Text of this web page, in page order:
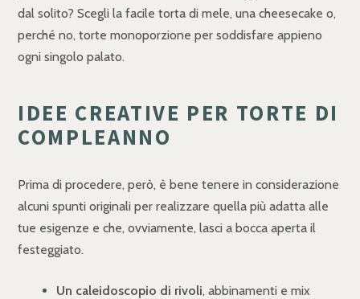
dal solito? Scegli la facile torta di mele, una cheesecake o,
perché no, torte monoporzione per soddisfare appieno
ogni singolo palato.
IDEE CREATIVE PER TORTE DI
COMPLEANNO
Prima di procedere, però, è bene tenere in considerazione
alcuni spunti originali per realizzare quella più adatta alle
tue esigenze e che, ovviamente, lasci a bocca aperta il
festeggiato.
Un caleidoscopio di rivoli, abbinamenti e mix